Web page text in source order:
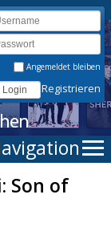
Angemeldet bleiben
Registrieren
Son of